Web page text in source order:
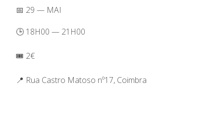
📅 29 — MAI
🕒 18H00 — 21H00
🎟️ 2€
📍 Rua Castro Matoso nº17, Coimbra